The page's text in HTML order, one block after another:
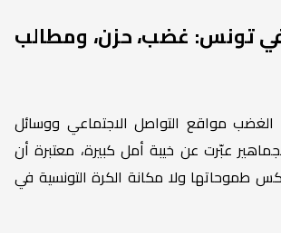
تونس: غضب، حزن، ومطالب
مواقع التواصل الاجتماعي ووسائل
عبّرت عن خيبة أمل كبيرة، معتبرة أن
طموحاتها ولا مكانة الكرة التونسية في